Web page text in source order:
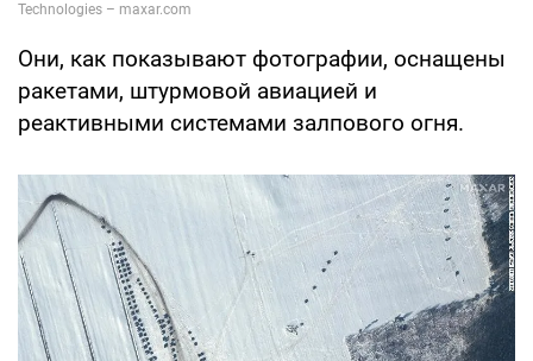
Они, как показывают фотографии, оснащены
ракетами, штурмовой авиацией и
реактивными системами залпового огня.